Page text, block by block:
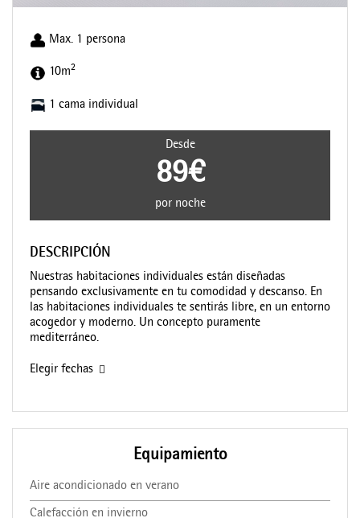
Max. 1 persona
10m2
1 cama individual
Desde
89€
por noche
DESCRIPCIÓN
Nuestras habitaciones individuales están diseñadas
pensando exclusivamente en tu comodidad y descanso. En
las habitaciones individuales te sentirás libre, en un entorno
acogedor y moderno. Un concepto puramente
mediterráneo.
Elegir fechas
Equipamiento
Aire acondicionado en verano
Calefacción en invierno